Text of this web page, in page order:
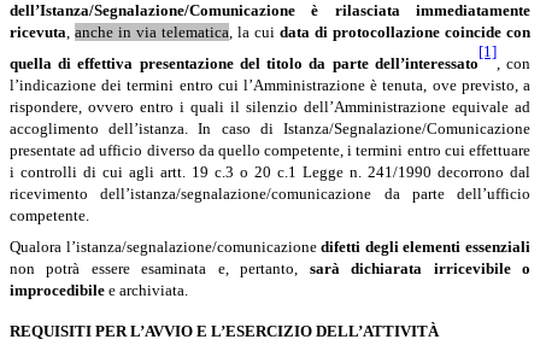
dell’Istanza/Segnalazione/Comunicazione è rilasciata immediatamente
ricevuta, anche in via telematica, la cui data di protocollazione coincide con
quella di effettiva presentazione del titolo da parte dell’interessato
[1]
, con
l’indicazione dei termini entro cui l’Amministrazione è tenuta, ove previsto, a
rispondere, ovvero entro i quali il silenzio dell’Amministrazione equivale ad
accoglimento dell’istanza. In caso di Istanza/Segnalazione/Comunicazione
presentate ad ufficio diverso da quello competente, i termini entro cui effettuare
i controlli di cui agli artt. 19 c.3 o 20 c.1 Legge n. 241/1990 decorrono dal
ricevimento dell’istanza/segnalazione/comunicazione da parte dell’ufficio
competente.
Qualora l’istanza/segnalazione/comunicazionedifetti degli elementi essenziali
non potrà essere esaminata e, pertanto, sarà dichiarata irricevibile o
improcedibile e archiviata.
REQUISITI PER L’AVVIO E L’ESERCIZIO DELL’ATTIVITÀ